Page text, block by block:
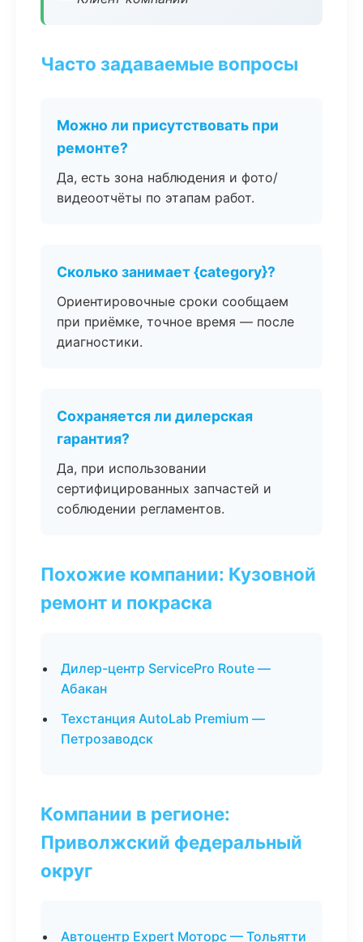
Часто задаваемые вопросы
Можно ли присутствовать при
ремонте?
Да, есть зона наблюдения и фото/
видеоотчёты по этапам работ.
Сколько занимает {category}?
Ориентировочные сроки сообщаем
при приёмке, точное время — после
диагностики.
Сохраняется ли дилерская
гарантия?
Да, при использовании
сертифицированных запчастей и
соблюдении регламентов.
Похожие компании: Кузовной
ремонт и покраска
Дилер-центр ServicePro Route —
Абакан
Техстанция AutoLab Premium —
Петрозаводск
Компании в регионе:
Приволжский федеральный
округ
Автоцентр Expert Моторс — Тольятти